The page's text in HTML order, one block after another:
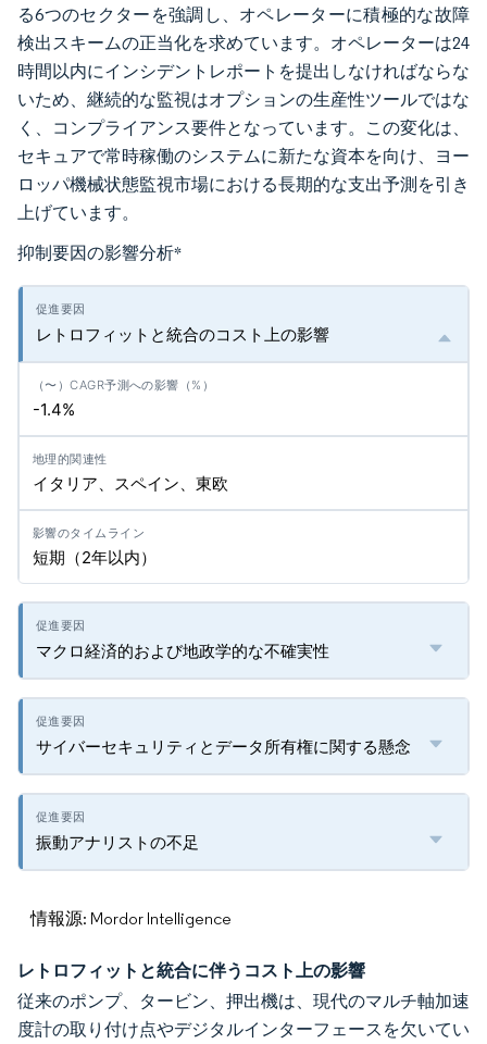
る6つのセクターを強調し、オペレーターに積極的な故障
検出スキームの正当化を求めています。オペレーターは24
時間以内にインシデントレポートを提出しなければならな
いため、継続的な監視はオプションの生産性ツールではな
く、コンプライアンス要件となっています。この変化は、
セキュアで常時稼働のシステムに新たな資本を向け、ヨー
ロッパ機械状態監視市場における長期的な支出予測を引き
上げています。
抑制要因の影響分析*
レトロフィットと統合のコスト上の影響
-1.4%
イタリア、スペイン、東欧
短期（2年以内）
マクロ経済的および地政学的な不確実性
サイバーセキュリティとデータ所有権に関する懸念
振動アナリストの不足
情報源: Mordor Intelligence
レトロフィットと統合に伴うコスト上の影響
従来のポンプ、タービン、押出機は、現代のマルチ軸加速
度計の取り付け点やデジタルインターフェースを欠いてい